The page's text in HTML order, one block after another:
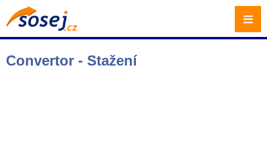
Convertor - Stažení
≡